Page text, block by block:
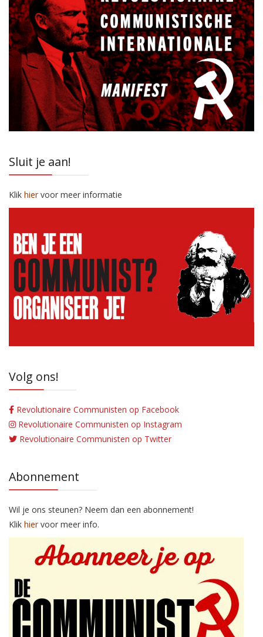
Sluit je aan!
Klik hiervoor meer informatie
Volg ons!
Revolutionaire Communisten op Facebook
Revolutionaire Communisten op Instagram
Revolutionaire Communisten op Twitter
Abonnement
Wil je ons steunen? Neem dan een abonnement!
Klik hiervoor meer info.